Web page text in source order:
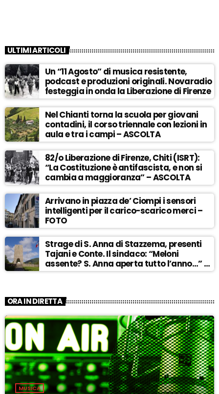
ULTIMI ARTICOLI
Un “11 Agosto” di musica resistente,
podcast e produzioni originali. Novaradio
festeggia in onda la Liberazione di Firenze
Nel Chianti torna la scuola per giovani
contadini, il corso triennale con lezioni in
aula e tra i campi – ASCOLTA
82/o Liberazione di Firenze, Chiti (ISRT):
“La Costituzione è antifascista, e non si
cambia a maggioranza” – ASCOLTA
Arrivano in piazza de’ Ciompi i sensori
intelligenti per il carico-scarico merci –
FOTO
Strage di S. Anna di Stazzema, presenti
Tajani e Conte. Il sindaco: “Meloni
assente? S. Anna aperta tutto l’anno…” –
ASCOLTA
ORA IN DIRETTA
MUSICA